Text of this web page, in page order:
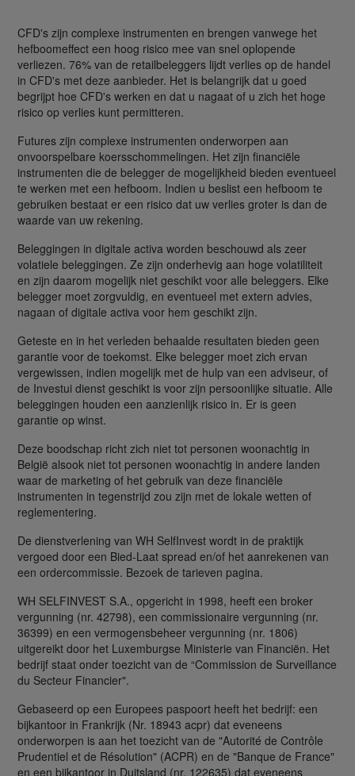
CFD's zijn complexe instrumenten en brengen vanwege het
hefboomeffect een hoog risico mee van snel oplopende
verliezen. 76% van de retailbeleggers lijdt verlies op de handel
in CFD's met deze aanbieder. Het is belangrijk dat u goed
begrijpt hoe CFD's werken en dat u nagaat of u zich het hoge
risico op verlies kunt permitteren.
Futures zijn complexe instrumenten onderworpen aan
onvoorspelbare koersschommelingen. Het zijn financiële
instrumenten die de belegger de mogelijkheid bieden eventueel
te werken met een hefboom. Indien u beslist een hefboom te
gebruiken bestaat er een risico dat uw verlies groter is dan de
waarde van uw rekening.
Beleggingen in digitale activa worden beschouwd als zeer
volatiele beleggingen. Ze zijn onderhevig aan hoge volatiliteit
en zijn daarom mogelijk niet geschikt voor alle beleggers. Elke
belegger moet zorgvuldig, en eventueel met extern advies,
nagaan of digitale activa voor hem geschikt zijn.
Geteste en in het verleden behaalde resultaten bieden geen
garantie voor de toekomst. Elke belegger moet zich ervan
vergewissen, indien mogelijk met de hulp van een adviseur, of
de Investui dienst geschikt is voor zijn persoonlijke situatie. Alle
beleggingen houden een aanzienlijk risico in. Er is geen
garantie op winst.
Deze boodschap richt zich niet tot personen woonachtig in
België alsook niet tot personen woonachtig in andere landen
waar de marketing of het gebruik van deze financiële
instrumenten in tegenstrijd zou zijn met de lokale wetten of
reglementering.
De dienstverlening van WH SelfInvest wordt in de praktijk
vergoed door een Bied-Laat spread en/of het aanrekenen van
een ordercommissie. Bezoek de tarieven pagina.
WH SELFINVEST S.A., opgericht in 1998, heeft een broker
vergunning (nr. 42798), een commissionaire vergunning (nr.
36399) en een vermogensbeheer vergunning (nr. 1806)
uitgereikt door het Luxemburgse Ministerie van Financiën. Het
bedrijf staat onder toezicht van de “Commission de Surveillance
du Secteur Financier".
Gebaseerd op een Europees paspoort heeft het bedrijf: een
bijkantoor in Frankrijk (Nr. 18943 acpr) dat eveneens
onderworpen is aan het toezicht van de "Autorité de Contrôle
Prudentiel et de Résolution" (ACPR) en de "Banque de France"
en een bijkantoor in Duitsland (nr. 122635) dat eveneens